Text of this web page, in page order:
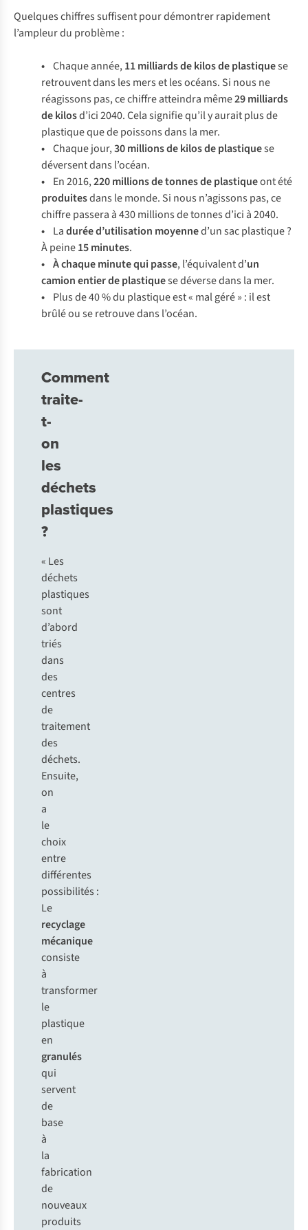
Quelques chiffres suffisent pour démontrer rapidement
l’ampleur du problème :
• Chaque année,11 milliards de kilos de plastiquese
retrouvent dans les mers et les océans. Si nous ne
réagissons pas, ce chiffre atteindra même29 milliards
de kilosd’ici 2040. Cela signifie qu’il y aurait plus de
plastique que de poissons dans la mer.
• Chaque jour,30 millions de kilos deplastiquese
déversent dans l’océan.
• En 2016,220 millions de tonnes de plastiqueont été
produitesdans le monde. Si nous n’agissons pas, ce
chiffre passera à 430 millions de tonnes d’ici à 2040.
• Ladurée d’utilisation moyenned’un sac plastique ?
À peine15 minutes.
• À chaque minute qui passe, l’équivalent d’un
camion entier de plastiquese déverse dans la mer.
• Plus de 40 % du plastique est « mal géré » : il est
brûlé ou se retrouve dans l’océan.
Comment
traite-
t-
on
les
déchets
plastiques
?
« Les
déchets
plastiques
sont
d’abord
triés
dans
des
centres
de
traitement
des
déchets.
Ensuite,
on
a
le
choix
entre
différentes
possibilités :
Le
recyclage
mécanique
consiste
à
transformer
le
plastique
en
granulés
qui
servent
de
base
à
la
fabrication
de
nouveaux
produits